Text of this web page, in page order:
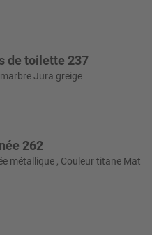
de toilette 237
Jura greige
262
métallique , Couleur titane Mat